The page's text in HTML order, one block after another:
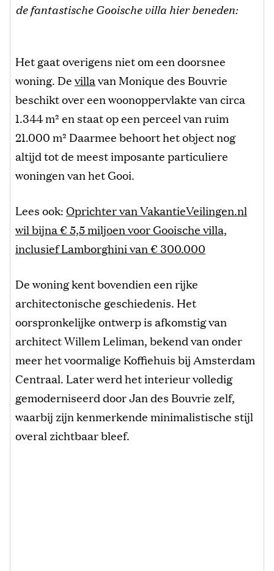
de fantastische Gooische villa hier beneden:
Het gaat overigens niet om een doorsnee
woning. Devillavan Monique des Bouvrie
beschikt over een woonoppervlakte van circa
1.344 m² en staat op een perceel van ruim
21.000 m² Daarmee behoort het object nog
altijd tot de meest imposante particuliere
woningen van het Gooi.
Lees ook:Oprichter van VakantieVeilingen.nl
wil bijna € 5,5 miljoen voor Gooische villa,
inclusief Lamborghini van € 300.000
De woning kent bovendien een rijke
architectonische geschiedenis. Het
oorspronkelijke ontwerp is afkomstig van
architect Willem Leliman, bekend van onder
meer het voormalige Koffiehuis bij Amsterdam
Centraal. Later werd het interieur volledig
gemoderniseerd door Jan des Bouvrie zelf,
waarbij zijn kenmerkende minimalistische stijl
overal zichtbaar bleef.